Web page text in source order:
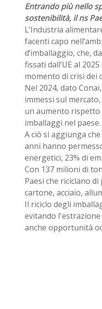
Entrando più nello
sostenibilità, il ns
L’Industria
facenti capo
d’imballaggio, che,
fissati dall’UE al
momento di crisi dei
Nel 2024, dato
immessi sul
un aumento rispetto
imballaggi nel paese.
A ciò si aggiunga
anni hanno
energetici, 23% di
Con 137 milioni di
Paesi che riciclano
cartone, acciaio,
Il riciclo degli
evitando l'estrazione
anche opportunità